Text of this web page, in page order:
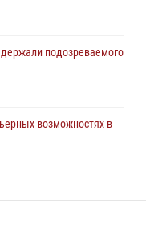
подозреваемого
возможностях в